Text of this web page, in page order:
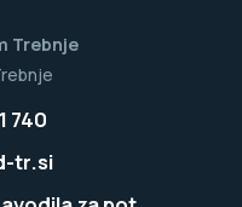
Trebnje
740
tr.si